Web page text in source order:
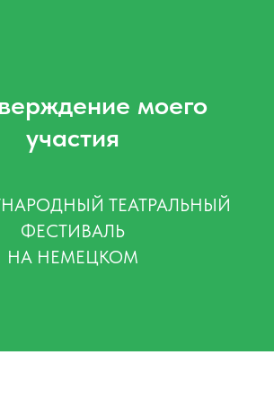
моего
участия
ТЕАТРАЛЬНЫЙ
ФЕСТИВАЛЬ
НА НЕМЕЦКОМ